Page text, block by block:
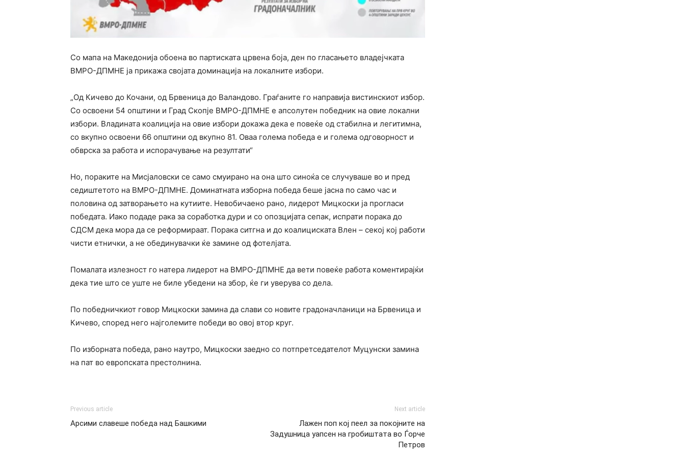
Со мапа на Македонија обоена во партиската црвена боја, ден по гласањето владејчката
ВМРО-ДПМНЕ ја прикажа својата доминација на локалните избори.
„Од Кичево до Кочани, од Брвеница до Валандово. Граѓаните го направија вистинскиот избор.
Со освоени 54 општини и Град Скопје ВМРО-ДПМНЕ е апсолутен победник на овие локални
избори. Владината коалиција на овие избори докажа дека е повеќе од стабилна и легитимна,
со вкупно освоени 66 општини од вкупно 81. Оваа голема победа е и голема одговорност и
обврска за работа и испорачување на резултати“
Но, пораките на Мисјаловски се само смуирано на она што синоќа се случуваше во и пред
седиштетото на ВМРО-ДПМНЕ. Доминатната изборна победа беше јасна по само час и
половина од затворањето на кутиите. Невобичаено рано, лидерот Мицкоски ја прогласи
победата. Иако подаде рака за соработка дури и со опозцијата сепак, испрати порака до
СДСМ дека мора да се реформираат. Порака ситгна и до коалициската Влен – секој кој работи
чисти етнички, а не обединувачки ќе замине од фотелјата.
Помалата излезност го натера лидерот на ВМРО-ДПМНЕ да вети повеќе работа коментирајќи
дека тие што се уште не биле убедени на збор, ќе ги уверува со дела.
По победничкиот говор Мицкоски замина да слави со новите градоначланици на Брвеница и
Кичево, според него најголемите победи во овој втор круг.
По изборната победа, рано наутро, Мицкоски заедно со потпретседателот Муцунски замина
на пат во европската престолнина.
Previous article
Арсими славеше победа над Башкими
Next article
Лажен поп кој пеел за покојните на
Задушница уапсен на гробиштата во Ѓорче
Петров